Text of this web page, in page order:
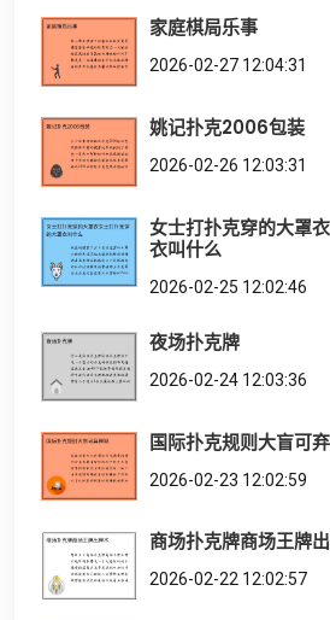
家庭棋局乐事
2026-02-27 12:04:31
姚记扑克2006包装
2026-02-26 12:03:31
女士打扑克穿的大罩
衣叫什么
2026-02-25 12:02:46
夜场扑克牌
2026-02-24 12:03:36
国际扑克规则大盲可
2026-02-23 12:02:59
商场扑克牌商场王牌
2026-02-22 12:02:57